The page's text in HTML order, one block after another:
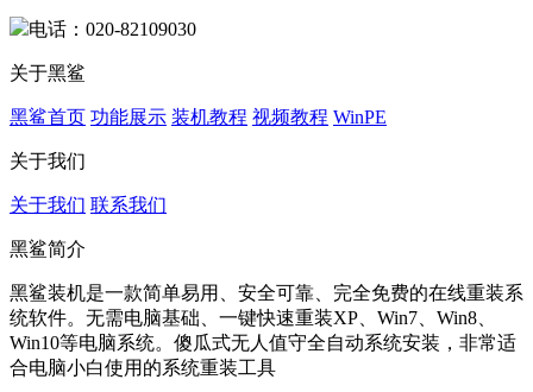
电话：020-82109030
关于黑鲨
黑鲨首页 功能展示 装机教程 视频教程 WinPE
关于我们
关于我们 联系我们
黑鲨简介
黑鲨装机是一款简单易用、安全可靠、完全免费的在线重装系
统软件。无需电脑基础、一键快速重装XP、Win7、Win8、
Win10等电脑系统。傻瓜式无人值守全自动系统安装，非常适
合电脑小白使用的系统重装工具